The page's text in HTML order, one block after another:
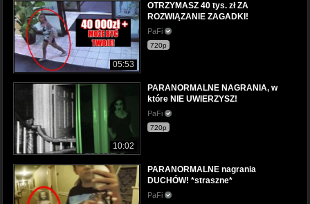
05:53
OTRZYMASZ 40 tys. zł ZA
ROZWIĄZANIE ZAGADKI!
PaFi
720p
10:02
PARANORMALNE NAGRANIA, w
które NIE UWIERZYSZ!
PaFi
720p
PARANORMALNE nagrania
DUCHÓW! *straszne*
PaFi